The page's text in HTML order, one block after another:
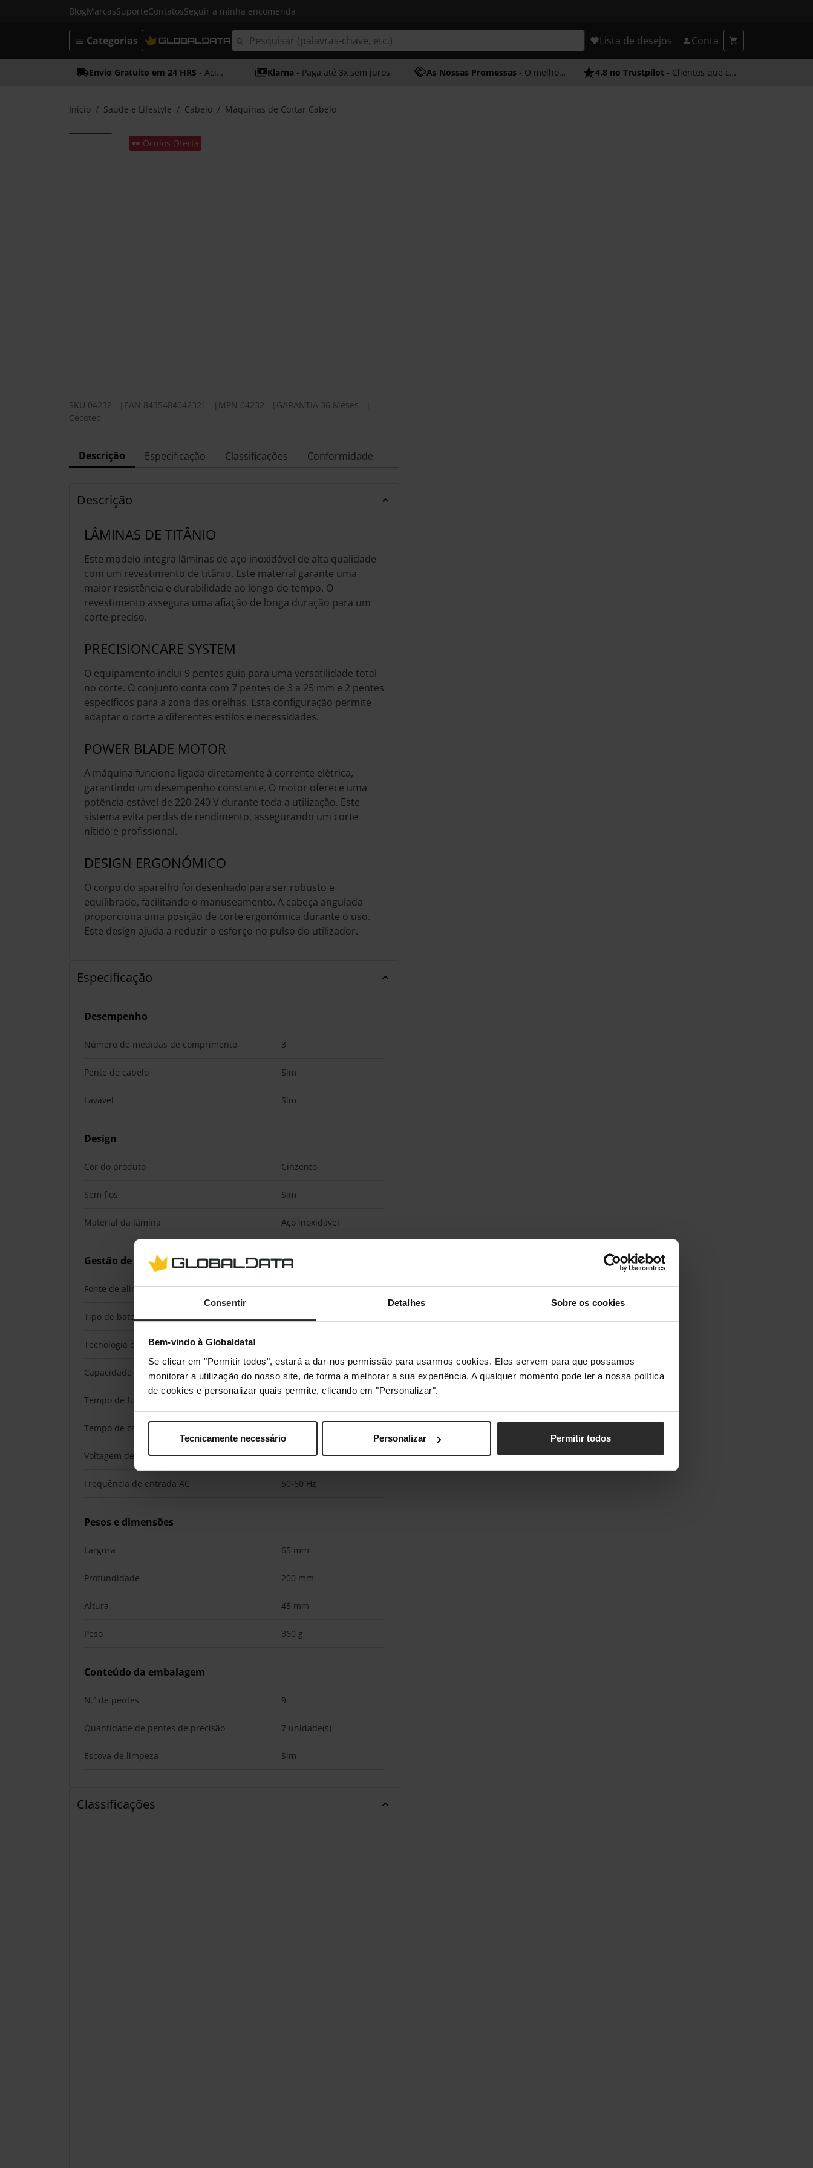
Consentir Detalhes Sobre os cookies
Bem-vindo à Globaldata!
Se clicar em "Permitir todos", estará a dar-nos permissão para usarmos cookies. Eles servem para que possamos
monitorar a utilização do nosso site, de forma a melhorar a sua experiência. A qualquer momento pode ler a nossa política
de cookies e personalizar quais permite, clicando em "Personalizar".
Tecnicamente necessário Personalizar Permitir todos
BlogMarcasSuporteContatosSeguir a minha encomenda
Lista de desejos Conta
Categorias
Envio Gratuito em 24 HRS - Acima dos 50€ Klarna - Paga até 3x sem juros As Nossas Promessas - O melhor atendimento 4.8 no Trustpilot - Clientes que confiam em nós
Início Saúde e Lifestyle Cabelo Máquinas de Cortar Cabelo
🕶️ Óculos Oferta
SKU 04232 EAN 8435484042321 MPN 04232 GARANTIA 36 Meses
Cecotec
Descrição Especificação Classificações Conformidade
Descrição
LÂMINAS DE TITÂNIO
Este modelo integra lâminas de aço inoxidável de alta qualidade
com um revestimento de titânio. Este material garante uma
maior resistência e durabilidade ao longo do tempo. O
revestimento assegura uma afiação de longa duração para um
corte preciso.
PRECISIONCARE SYSTEM
O equipamento inclui 9 pentes guia para uma versatilidade total
no corte. O conjunto conta com 7 pentes de 3 a 25 mm e 2 pentes
específicos para a zona das orelhas. Esta configuração permite
adaptar o corte a diferentes estilos e necessidades.
POWER BLADE MOTOR
A máquina funciona ligada diretamente à corrente elétrica,
garantindo um desempenho constante. O motor oferece uma
potência estável de 220-240 V durante toda a utilização. Este
sistema evita perdas de rendimento, assegurando um corte
nítido e profissional.
DESIGN ERGONÓMICO
O corpo do aparelho foi desenhado para ser robusto e
equilibrado, facilitando o manuseamento. A cabeça angulada
proporciona uma posição de corte ergonómica durante o uso.
Este design ajuda a reduzir o esforço no pulso do utilizador.
Especificação
Desempenho
Número de medidas de comprimento 3
Pente de cabelo Sim
Lavável Sim
Design
Cor do produto Cinzento
Sem fios Sim
Material da lâmina Aço inoxidável
Gestão de energia
Fonte de alimentação Bateria
Tipo de bateria Bateria incorporada
Tecnologia da bateria
Capacidade da bateria 500 mAh
Tempo de funcionamento
Tempo de carga
Voltagem de entrada AC 220-240 V
Frequência de entrada AC 50-60 Hz
Pesos e dimensões
Largura 65 mm
Profundidade 200 mm
Altura 45 mm
Peso 360 g
Conteúdo da embalagem
N.º de pentes 9
Quantidade de pentes de precisão 7 unidade(s)
Escova de limpeza Sim
Classificações